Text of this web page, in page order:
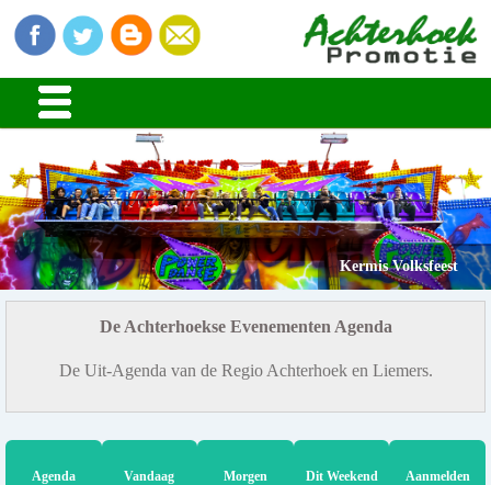
Kermis Volksfeest
De Achterhoekse Evenementen Agenda
De Uit-Agenda van de Regio Achterhoek en Liemers.
Agenda Vandaag Morgen Dit Weekend Aanmelden